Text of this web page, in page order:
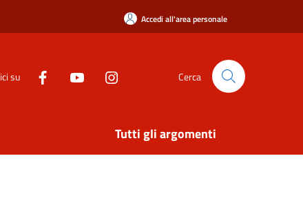
Accedi all'area personale
su Cerca
Tutti gli argomenti